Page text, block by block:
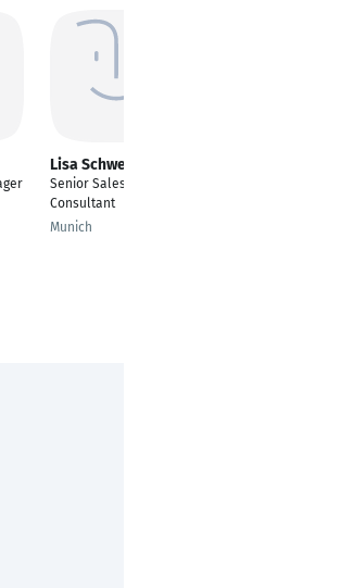
Lisa Schweikl
Senior Sales
Consultant
Munich